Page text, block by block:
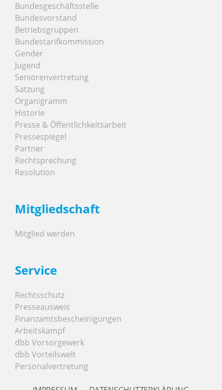
Bundesgeschäftsstelle
Bundesvorstand
Betriebsgruppen
Bundestarifkommission
Gender
Jugend
Seniorenvertretung
Satzung
Organigramm
Historie
Presse & Öffentlichkeitsarbeit
Pressespiegel
Partner
Rechtsprechung
Resolution
Mitgliedschaft
Mitglied werden
Service
Rechtsschutz
Presseausweis
Finanzamtsbescheinigungen
Arbeitskampf
dbb Vorsorgewerk
dbb Vorteilswelt
Personalvertretung